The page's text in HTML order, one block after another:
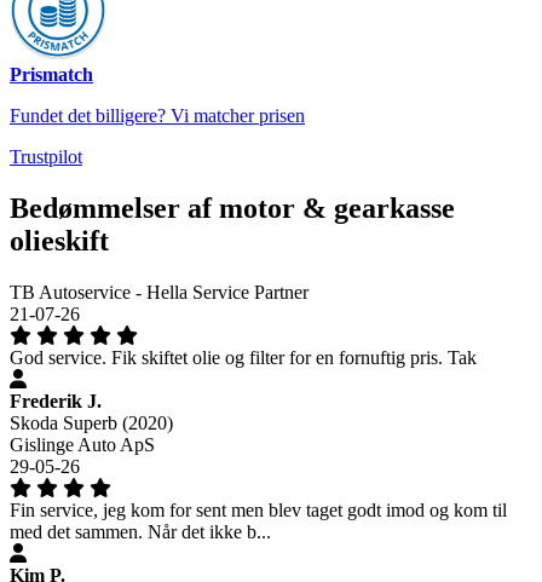
Prismatch
Fundet det billigere? Vi matcher prisen
Trustpilot
Bedømmelser af motor & gearkasse
olieskift
TB Autoservice - Hella Service Partner
21-07-26
God service. Fik skiftet olie og filter for en fornuftig pris. Tak
Frederik J.
Skoda Superb (2020)
Gislinge Auto ApS
29-05-26
Fin service, jeg kom for sent men blev taget godt imod og kom til
med det sammen. Når det ikke b...
Kim P.